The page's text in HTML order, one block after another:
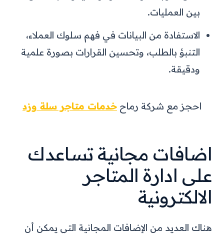
بين العمليات.
الاستفادة من البيانات في فهم سلوك العملاء،
التنبؤ بالطلب، وتحسين القرارات بصورة علمية
ودقيقة.
احجز مع شركة رماح خدمات متاجر سلة وزد
اضافات مجانية تساعدك
على ادارة المتاجر
الالكترونية
هناك العديد من الإضافات المجانية التي يمكن أن